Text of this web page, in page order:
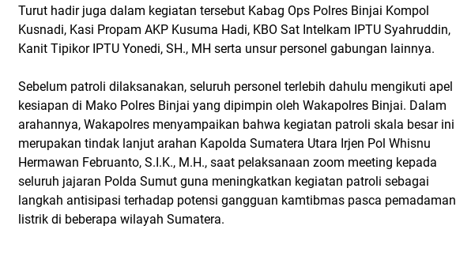
Turut hadir juga dalam kegiatan tersebut Kabag Ops Polres Binjai Kompol
Kusnadi, Kasi Propam AKP Kusuma Hadi, KBO Sat Intelkam IPTU Syahruddin,
Kanit Tipikor IPTU Yonedi, SH., MH serta unsur personel gabungan lainnya.
Sebelum patroli dilaksanakan, seluruh personel terlebih dahulu mengikuti apel
kesiapan di Mako Polres Binjai yang dipimpin oleh Wakapolres Binjai. Dalam
arahannya, Wakapolres menyampaikan bahwa kegiatan patroli skala besar ini
merupakan tindak lanjut arahan Kapolda Sumatera Utara Irjen Pol Whisnu
Hermawan Februanto, S.I.K., M.H., saat pelaksanaan zoom meeting kepada
seluruh jajaran Polda Sumut guna meningkatkan kegiatan patroli sebagai
langkah antisipasi terhadap potensi gangguan kamtibmas pasca pemadaman
listrik di beberapa wilayah Sumatera.